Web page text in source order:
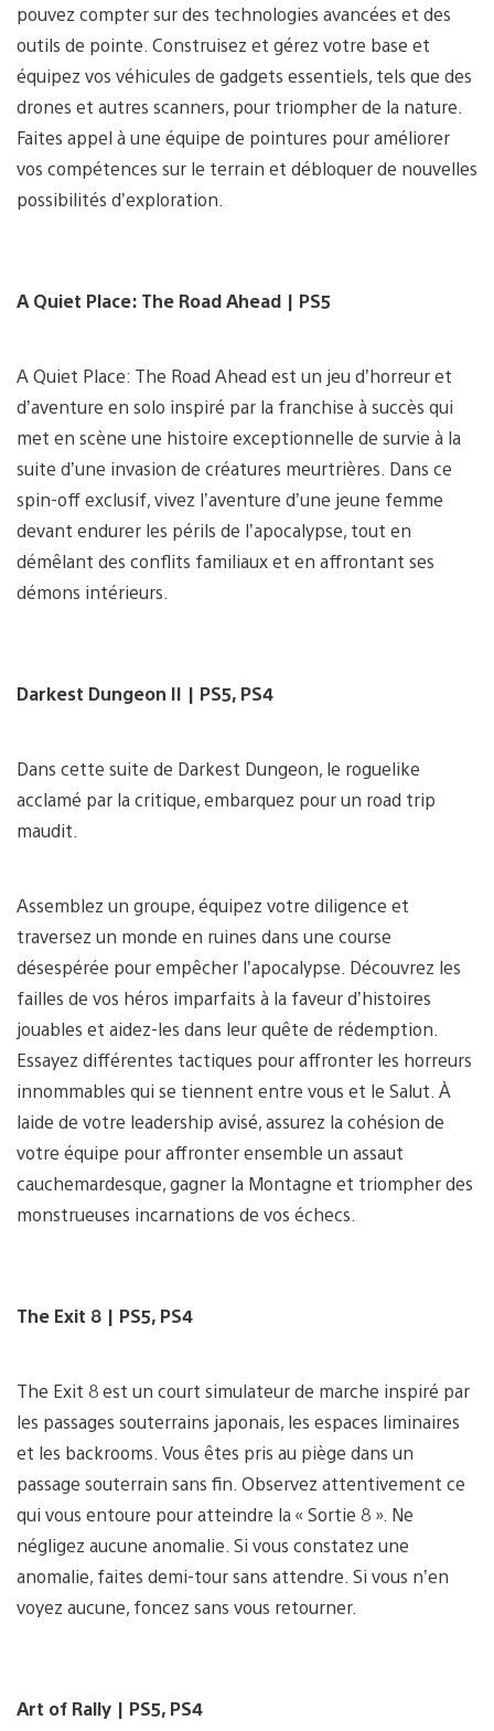
pouvez compter sur des technologies avancées et des
outils de pointe. Construisez et gérez votre base et
équipez vos véhicules de gadgets essentiels, tels que des
drones et autres scanners, pour triompher de la nature.
Faites appel à une équipe de pointures pour améliorer
vos compétences sur le terrain et débloquer de nouvelles
possibilités d’exploration.
A Quiet Place: The Road Ahead | PS5
A Quiet Place: The Road Ahead est un jeu d’horreur et
d’aventure en solo inspiré par la franchise à succès qui
met en scène une histoire exceptionnelle de survie à la
suite d’une invasion de créatures meurtrières. Dans ce
spin-off exclusif, vivez l’aventure d’une jeune femme
devant endurer les périls de l’apocalypse, tout en
démêlant des conflits familiaux et en affrontant ses
démons intérieurs.
Darkest Dungeon II | PS5, PS4
Dans cette suite de Darkest Dungeon, le roguelike
acclamé par la critique, embarquez pour un road trip
maudit.
Assemblez un groupe, équipez votre diligence et
traversez un monde en ruines dans une course
désespérée pour empêcher l’apocalypse. Découvrez les
failles de vos héros imparfaits à la faveur d’histoires
jouables et aidez-les dans leur quête de rédemption.
Essayez différentes tactiques pour affronter les horreurs
innommables qui se tiennent entre vous et le Salut. À
laide de votre leadership avisé, assurez la cohésion de
votre équipe pour affronter ensemble un assaut
cauchemardesque, gagner la Montagne et triompher des
monstrueuses incarnations de vos échecs.
The Exit 8 | PS5, PS4
The Exit 8 est un court simulateur de marche inspiré par
les passages souterrains japonais, les espaces liminaires
et les backrooms. Vous êtes pris au piège dans un
passage souterrain sans fin. Observez attentivement ce
qui vous entoure pour atteindre la « Sortie 8 ». Ne
négligez aucune anomalie. Si vous constatez une
anomalie, faites demi-tour sans attendre. Si vous n’en
voyez aucune, foncez sans vous retourner.
Art of Rally | PS5, PS4